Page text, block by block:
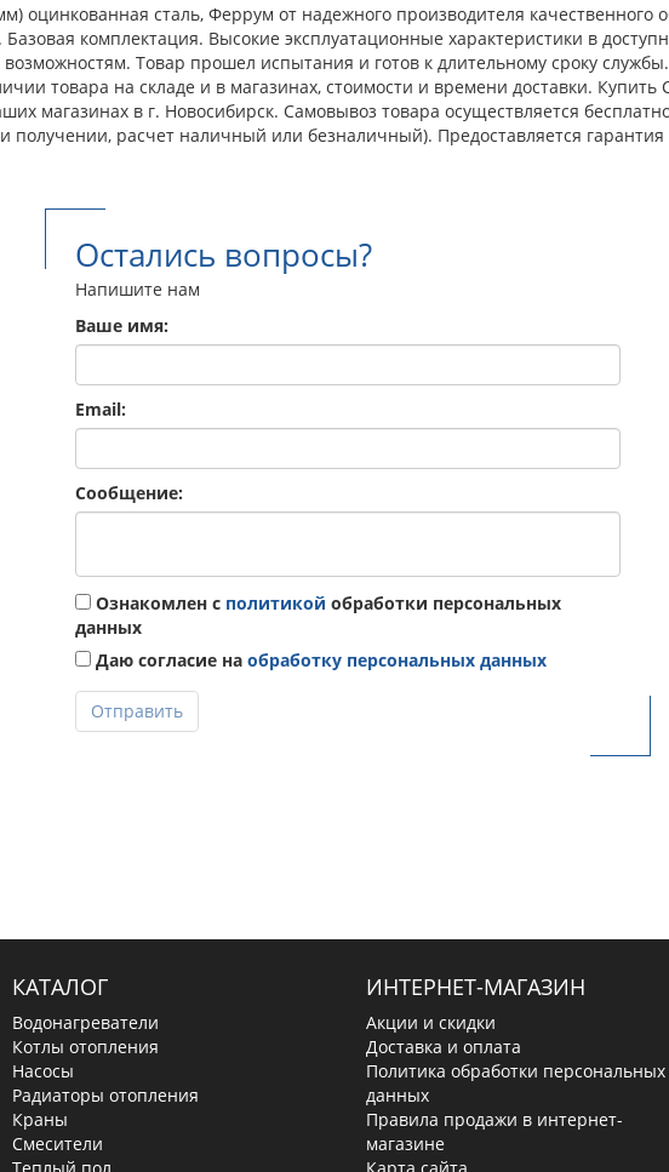
оцинкованная сталь, Феррум от надежного производителя качественного
комплектация. Высокие эксплуатационные характеристики в
Товар прошел испытания и готов к длительному сроку
товара на складе и в магазинах, стоимости и времени доставки.
магазинах в г. Новосибирск. Самовывоз товара осуществляется
получении, расчет наличный или безналичный). Предоставляется
Остались вопросы?
Напишите нам
Ваше имя:
Email:
Сообщение:
Ознакомлен с политикой обработки персональных
данных
Даю согласие на обработку персональных данных
Отправить
КАТАЛОГ
Водонагреватели
Котлы отопления
Насосы
Радиаторы отопления
Краны
Смесители
ИНТЕРНЕТ-МАГАЗИН
Акции и скидки
Доставка и оплата
Политика обработки персональных
данных
Правила продажи в интернет-
магазине